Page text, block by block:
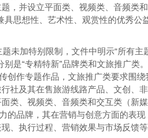
，并设立平面类、视频类、音频类
思想性、艺术性、观赏性的优秀公
未加特别限制，文件中明示“所有主
是“专精特新”品牌类和文旅推广类
创作专题作品，文旅推广类要求围
社及其在售旅游线路产品、文创、
类、视频类、音频类和交互类（新
的品牌，其在营销与创意方面的表
、执行过程、营销效果与市场反馈等